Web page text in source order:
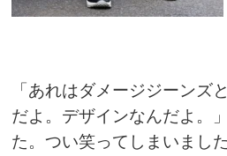
「あれはダメージジーンズ
だよ。デザインなんだよ。
た。 つい笑ってしまいまし